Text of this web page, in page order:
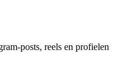
posts, reels en profielen